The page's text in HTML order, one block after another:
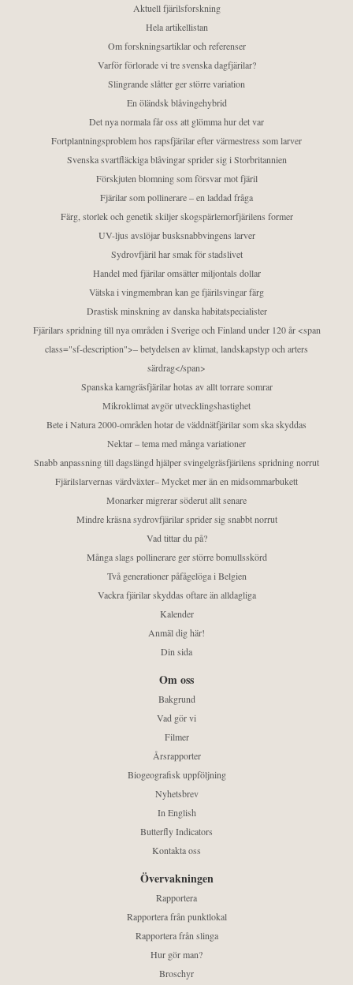
Aktuell fjärilsforskning
Hela artikellistan
Om forskningsartiklar och referenser
Varför förlorade vi tre svenska dagfjärilar?
Slingrande slåtter ger större variation
En öländsk blåvingehybrid
Det nya normala får oss att glömma hur det var
Fortplantningsproblem hos rapsfjärilar efter värmestress som larver
Svenska svartfläckiga blåvingar sprider sig i Storbritannien
Förskjuten blomning som försvar mot fjäril
Fjärilar som pollinerare – en laddad fråga
Färg, storlek och genetik skiljer skogspärlemorfjärilens former
UV-ljus avslöjar busksnabbvingens larver
Sydrovfjäril har smak för stadslivet
Handel med fjärilar omsätter miljontals dollar
Vätska i vingmembran kan ge fjärilsvingar färg
Drastisk minskning av danska habitatspecialister
Fjärilars spridning till nya områden i Sverige och Finland under 120 år <span
class="sf-description">– betydelsen av klimat, landskapstyp och arters
särdrag</span>
Spanska kamgräsfjärilar hotas av allt torrare somrar
Mikroklimat avgör utvecklingshastighet
Bete i Natura 2000-områden hotar de väddnätfjärilar som ska skyddas
Nektar – tema med många variationer
Snabb anpassning till dagslängd hjälper svingelgräsfjärilens spridning norrut
Fjärilslarvernas värdväxter– Mycket mer än en midsommarbukett
Monarker migrerar söderut allt senare
Mindre kräsna sydrovfjärilar sprider sig snabbt norrut
Vad tittar du på?
Många slags pollinerare ger större bomullsskörd
Två generationer påfågelöga i Belgien
Vackra fjärilar skyddas oftare än alldagliga
Kalender
Anmäl dig här!
Din sida
Om oss
Bakgrund
Vad gör vi
Filmer
Årsrapporter
Biogeografisk uppföljning
Nyhetsbrev
In English
Butterfly Indicators
Kontakta oss
Övervakningen
Rapportera
Rapportera från punktlokal
Rapportera från slinga
Hur gör man?
Broschyr